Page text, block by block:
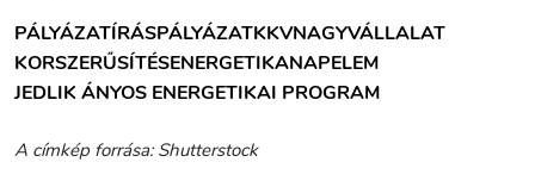
PÁLYÁZATÍRÁSPÁLYÁZATKKVNAGYVÁLLALAT
KORSZERŰSÍTÉSENERGETIKANAPELEM
JEDLIK ÁNYOS ENERGETIKAI PROGRAM
A címkép forrása: Shutterstock